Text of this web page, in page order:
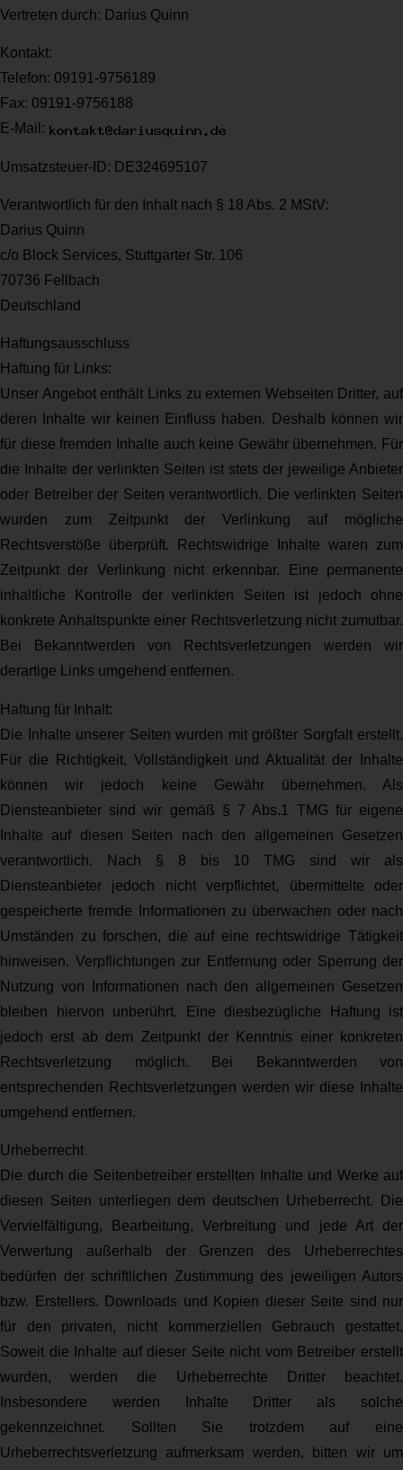
Vertreten durch: Darius Quinn
Kontakt:
Telefon: 09191-9756189
Fax: 09191-9756188
E-Mail:
Umsatzsteuer-ID: DE324695107
Verantwortlich für den Inhalt nach § 18 Abs. 2 MStV:
Darius Quinn
c/o Block Services, Stuttgarter Str. 106
70736 Fellbach
Deutschland
Haftungsausschluss
Haftung für Links:
Unser Angebot enthält Links zu externen Webseiten Dritter, auf
deren Inhalte wir keinen Einfluss haben. Deshalb können wir
für diese fremden Inhalte auch keine Gewähr übernehmen. Für
die Inhalte der verlinkten Seiten ist stets der jeweilige Anbieter
oder Betreiber der Seiten verantwortlich. Die verlinkten Seiten
wurden zum Zeitpunkt der Verlinkung auf mögliche
Rechtsverstöße überprüft. Rechtswidrige Inhalte waren zum
Zeitpunkt der Verlinkung nicht erkennbar. Eine permanente
inhaltliche Kontrolle der verlinkten Seiten ist jedoch ohne
konkrete Anhaltspunkte einer Rechtsverletzung nicht zumutbar.
Bei Bekanntwerden von Rechtsverletzungen werden wir
derartige Links umgehend entfernen.
Haftung für Inhalt:
Die Inhalte unserer Seiten wurden mit größter Sorgfalt erstellt.
Für die Richtigkeit, Vollständigkeit und Aktualität der Inhalte
können wir jedoch keine Gewähr übernehmen. Als
Diensteanbieter sind wir gemäß § 7 Abs.1 TMG für eigene
Inhalte auf diesen Seiten nach den allgemeinen Gesetzen
verantwortlich. Nach § 8 bis 10 TMG sind wir als
Diensteanbieter jedoch nicht verpflichtet, übermittelte oder
gespeicherte fremde Informationen zu überwachen oder nach
Umständen zu forschen, die auf eine rechtswidrige Tätigkeit
hinweisen. Verpflichtungen zur Entfernung oder Sperrung der
Nutzung von Informationen nach den allgemeinen Gesetzen
bleiben hiervon unberührt. Eine diesbezügliche Haftung ist
jedoch erst ab dem Zeitpunkt der Kenntnis einer konkreten
Rechtsverletzung möglich. Bei Bekanntwerden von
entsprechenden Rechtsverletzungen werden wir diese Inhalte
umgehend entfernen.
Urheberrecht
Die durch die Seitenbetreiber erstellten Inhalte und Werke auf
diesen Seiten unterliegen dem deutschen Urheberrecht. Die
Vervielfältigung, Bearbeitung, Verbreitung und jede Art der
Verwertung außerhalb der Grenzen des Urheberrechtes
bedürfen der schriftlichen Zustimmung des jeweiligen Autors
bzw. Erstellers. Downloads und Kopien dieser Seite sind nur
für den privaten, nicht kommerziellen Gebrauch gestattet.
Soweit die Inhalte auf dieser Seite nicht vom Betreiber erstellt
wurden, werden die Urheberrechte Dritter beachtet.
Insbesondere werden Inhalte Dritter als solche
gekennzeichnet. Sollten Sie trotzdem auf eine
Urheberrechtsverletzung aufmerksam werden, bitten wir um